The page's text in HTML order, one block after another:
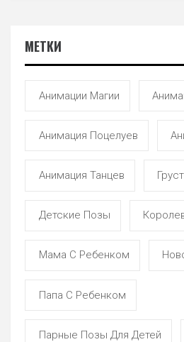
МЕТКИ
Анимации Магии
Анимация Поцелуев
Анимация Танцев
Детские Позы
Мама С Ребенком
Папа С Ребенком
Парные Позы Для Детей